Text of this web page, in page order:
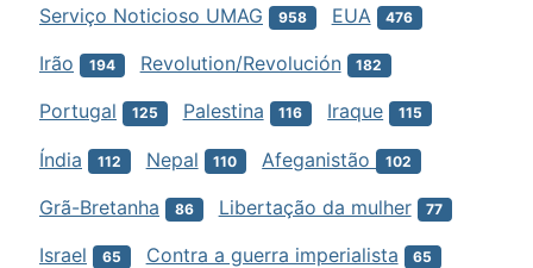
Serviço Noticioso UMAG
958 EUA 476
Irão 194 Revolution/Revolución 182
Portugal 125 Palestina 116 Iraque 115
Índia 112 Nepal 110 Afeganistão 102
Grã-Bretanha 86 Libertação da mulher 77
Israel 65 Contra a guerra imperialista 65